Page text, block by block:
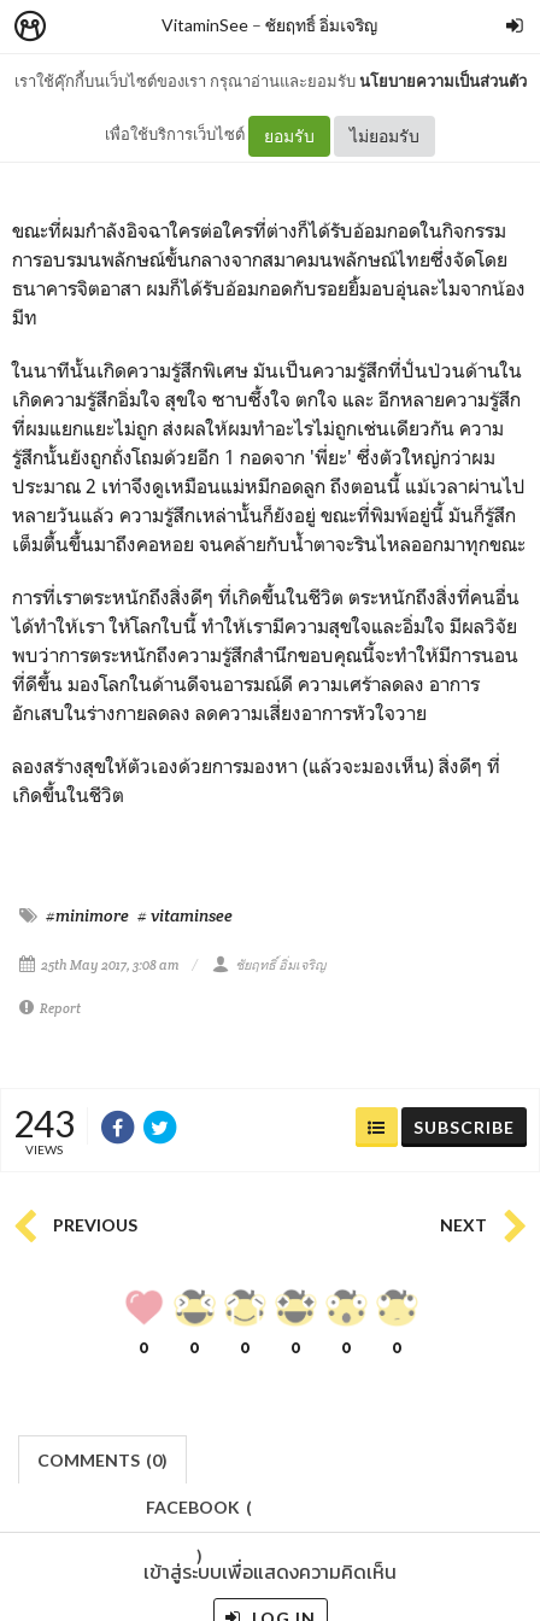
เราใช้คุ๊กกี้บนเว็บไซต์ของเรา กรุณาอ่านและยอมรับนโยบายความเป็นส่วนตัว
เพื่อใช้บริการเว็บไซต์ ยอมรับ ไม่ยอมรับ
VitaminSee – ชัยฤทธิ์ อิ่มเจริญ
อิจจ้ะ อิจฉานะจ๊ะ
ขณะที่ผมกำลังอิจฉาใครต่อใครที่ต่างก็ได้รับอ้อมกอดในกิจกรรม
การอบรมนพลักษณ์ขั้นกลางจากสมาคมนพลักษณ์ไทยซึ่งจัดโดย
ธนาคารจิตอาสา ผมก็ได้รับอ้อมกอดกับรอยยิ้มอบอุ่นละไมจากน้อง
มีท
ในนาทีนั้นเกิดความรู้สึกพิเศษ มันเป็นความรู้สึกที่ปั่นป่วนด้านใน
เกิดความรู้สึกอิ่มใจ สุขใจ ซาบซึ้งใจ ตกใจ และ อีกหลายความรู้สึก
ที่ผมแยกแยะไม่ถูก ส่งผลให้ผมทำอะไรไม่ถูกเช่นเดียวกัน ความ
รู้สึกนั้นยังถูกถั่งโถมด้วยอีก 1 กอดจาก 'พี่ยะ' ซึ่งตัวใหญ่กว่าผม
ประมาณ 2 เท่าจึงดูเหมือนแม่หมีกอดลูก ถึงตอนนี้ แม้เวลาผ่านไป
หลายวันแล้ว ความรู้สึกเหล่านั้นก็ยังอยู่ ขณะที่พิมพ์อยู่นี้ มันก็รู้สึก
เต็มตื้นขึ้นมาถึงคอหอย จนคล้ายกับน้ำตาจะรินไหลออกมาทุกขณะ
การที่เราตระหนักถึงสิ่งดีๆ ที่เกิดขึ้นในชีวิต ตระหนักถึงสิ่งที่คนอื่น
ได้ทำให้เรา ให้โลกใบนี้ ทำให้เรามีความสุขใจและอิ่มใจ มีผลวิจัย
พบว่าการตระหนักถึงความรู้สึกสำนึกขอบคุณนี้จะทำให้มีการนอน
ที่ดีขึ้น มองโลกในด้านดีจนอารมณ์ดี ความเศร้าลดลง อาการ
อักเสบในร่างกายลดลง ลดความเสี่ยงอาการหัวใจวาย
ลองสร้างสุขให้ตัวเองด้วยการมองหา (แล้วจะมองเห็น) สิ่งดีๆ ที่
เกิดขึ้นในชีวิต
#minimore # vitaminsee
25th May 2017, 3:08 am ชัยฤทธิ์ อิ่มเจริญ
Report
243
VIEWS
SUBSCRIBE
PREVIOUS NEXT
0 0 0 0 0 0
COMMENTS (0)
FACEBOOK (
)
เข้าสู่ระบบเพื่อแสดงความคิดเห็น